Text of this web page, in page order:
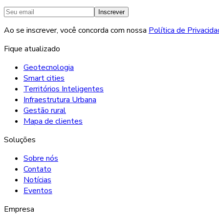
Inscrever
Ao se inscrever, você concorda com nossa Política de
Fique atualizado
Geotecnologia
Smart cities
Territórios Inteligentes
Infraestrutura Urbana
Gestão rural
Mapa de clientes
Soluções
Sobre nós
Contato
Notícias
Eventos
Empresa